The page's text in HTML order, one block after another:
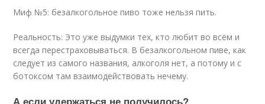
Миф №5: безалкогольное пиво тоже нельзя пить.
Реальность: Это уже выдумки тех, кто любит во всём и
всегда перестраховываться. В безалкогольном пиве, как
следует из самого названия, алкоголя нет, а потому и с
ботоксом там взаимодействовать нечему.
А если удержаться не получилось?